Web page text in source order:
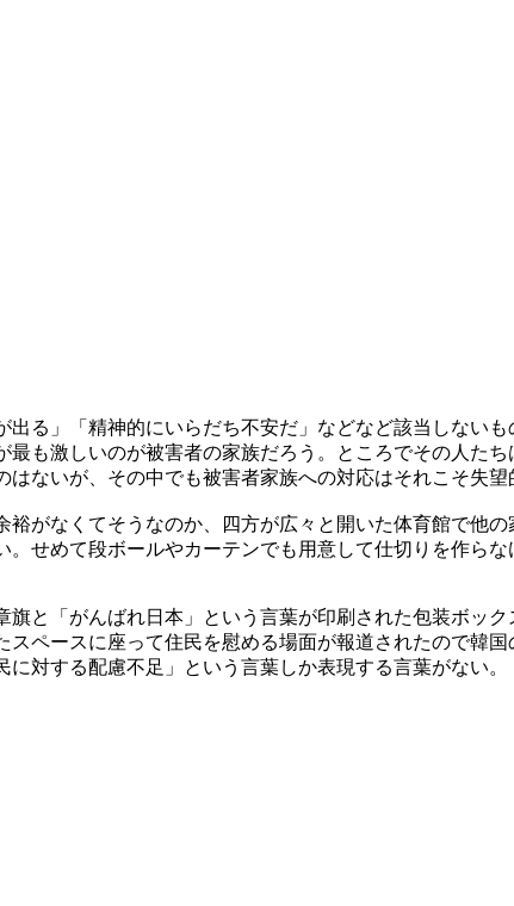
る」「精神的にいらだち不安だ」などなど該当しない
も激しいのが被害者の家族だろう。ところでその人た
いが、その中でも被害者家族への対応はそれこそ失望
がなくてそうなのか、四方が広々と開いた体育館で他
せめて段ボールやカーテンでも用意して仕切りを作らな
と「がんばれ日本」という言葉が印刷された包装ボッ
ペースに座って住民を慰める場面が報道されたので韓
対する配慮不足」という言葉しか表現する言葉がない。